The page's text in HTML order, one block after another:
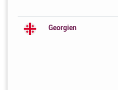
Georgien